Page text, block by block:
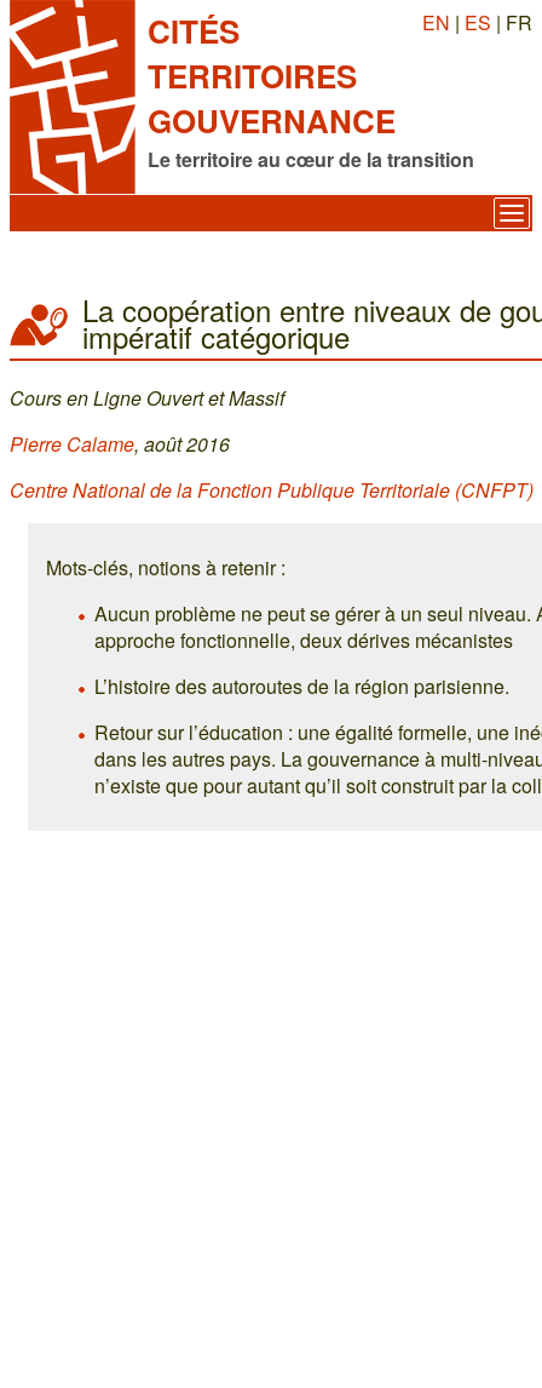
CITÉS
TERRITOIRES
GOUVERNANCE
Le territoire au cœur de la transition
EN | ES | FR
La coopération entre niveaux de
impératif catégorique
Cours en Ligne Ouvert et Massif
Pierre Calame, août 2016
Centre National de la Fonction Publique Territoriale (CNFPT)
Mots-clés, notions à retenir :
Aucun problème ne peut se gérer à un seul niveau.
approche fonctionnelle, deux dérives mécanistes
L’histoire des autoroutes de la région parisienne.
Retour sur l’éducation : une égalité formelle, une
dans les autres pays. La gouvernance à multi-
n’existe que pour autant qu’il soit construit par la